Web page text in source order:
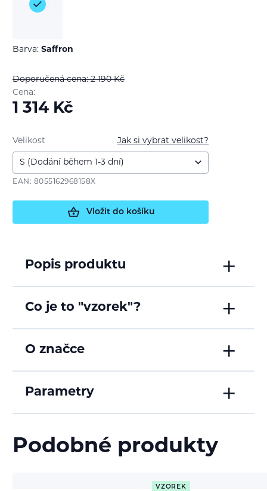
Barva: Saffron
Doporučená cena: 2 190Kč
Cena:
1 314 Kč
Jak si vybrat velikost?
Velikost
EAN: 8055162968158X
Vložit do košíku
Popis produktu
Co je to "vzorek"?
O značce
Parametry
Podobné produkty
VZOREK